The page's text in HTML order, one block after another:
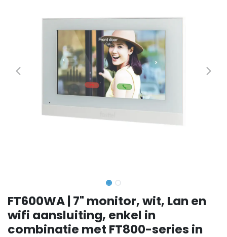
FT600WA | 7" monitor, wit, Lan en
wifi aansluiting, enkel in
combinatie met FT800-series in